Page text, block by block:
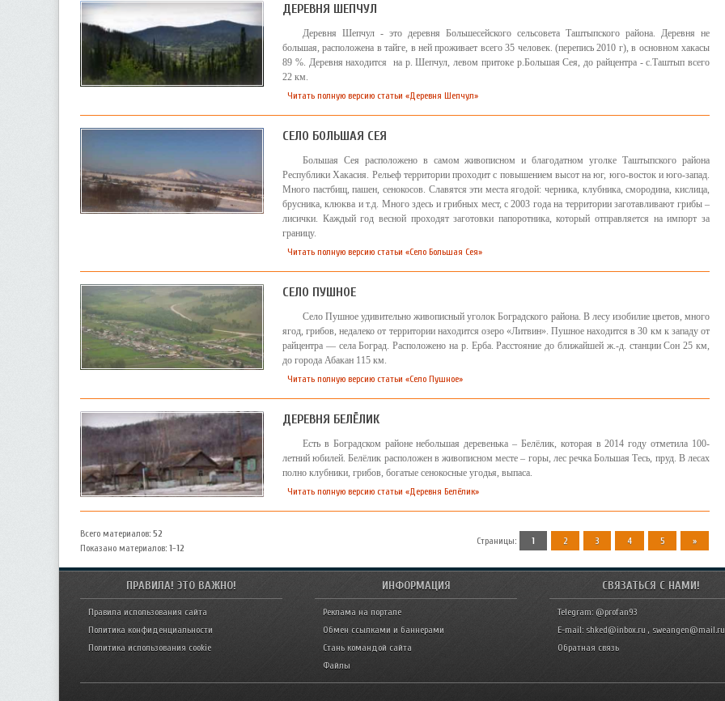
ДЕРЕВНЯ ШЕПЧУЛ
Деревня Шепчул - это деревня Большесейского сельсовета Таштыпского района. Деревня не
большая, расположена в тайге, в ней проживает всего 35 человек. (перепись 2010 г), в основном хакасы
89 %. Деревня находится на р. Шепчул, левом притоке р.Большая Сея, до райцентра - с.Таштып всего
22 км.
Читать полную версию статьи «Деревня Шепчул»
СЕЛО БОЛЬШАЯ СЕЯ
Большая Сея расположено в самом живописном и благодатном уголке Таштыпского района
Республики Хакасия. Рельеф территории проходит с повышением высот на юг, юго-восток и юго-запад.
Много пастбищ, пашен, сенокосов. Славятся эти места ягодой: черника, клубника, смородина, кислица,
брусника, клюква и т.д. Много здесь и грибных мест, с 2003 года на территории заготавливают грибы –
лисички. Каждый год весной проходят заготовки папоротника, который отправляется на импорт за
границу.
Читать полную версию статьи «Село Большая Сея»
СЕЛО ПУШНОЕ
Село Пушное удивительно живописный уголок Боградского района. В лесу изобилие цветов, много
ягод, грибов, недалеко от территории находится озеро «Литвин». Пушное находится в 30 км к западу от
райцентра — села Боград. Расположено на р. Ерба. Расстояние до ближайшей ж.-д. станции Сон 25 км,
до города Абакан 115 км.
Читать полную версию статьи «Село Пушное»
ДЕРЕВНЯ БЕЛЁЛИК
Есть в Боградском районе небольшая деревенька – Белёлик, которая в 2014 году отметила 100-
летний юбилей. Белёлик расположен в живописном месте – горы, лес речка Большая Тесь, пруд. В лесах
полно клубники, грибов, богатые сенокосные угодья, выпаса.
Читать полную версию статьи «Деревня Белёлик»
Всего материалов: 52
Показано материалов: 1-12
Страницы: 1 2 3 4 5 »
ПРАВИЛА! ЭТО ВАЖНО!
Правила использования сайта
Политика конфиденциальности
Политика использования cookie
ИНФОРМАЦИЯ
Реклама на портале
Обмен ссылками и баннерами
Стань командой сайта
Файлы
СВЯЗАТЬСЯ С НАМИ!
Telegram: @profan93
E-mail: shked@inbox.ru , sweangen@mail.ru
Обратная связь